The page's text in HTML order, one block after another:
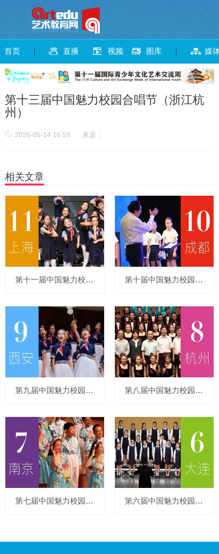
首页 直播 视频 图库 媒
第十三届中国魅力校园合唱节（浙江杭
州）
2026-05-14 16:59 来源：
相关文章
第十一届中国魅力校园合唱节（上海） 第十届中国魅力校园合唱节（四川.成都）
第九届中国魅力校园合唱节（陕西.西安） 第八届中国魅力校园合唱节（浙江.杭州）
第七届中国魅力校园合唱节（江苏.南京） 第六届中国魅力校园合唱节（辽宁.大连）